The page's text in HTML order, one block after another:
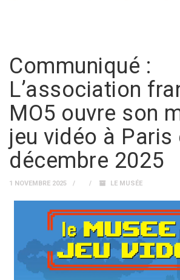
Communiqué :
L’association
MO5 ouvre son
jeu vidéo à Paris
décembre 2025
1 NOVEMBRE 2025 LE MUSÉE